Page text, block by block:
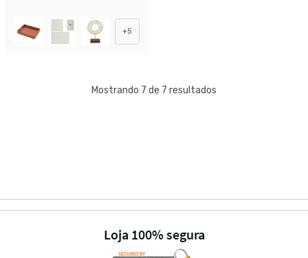
+5
Mostrando 7 de 7 resultados